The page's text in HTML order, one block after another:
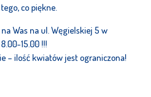
co piękne.
Was na ul. Węgielskiej 5 w
15.00 !!!
– ilość kwiatów jest ograniczona!